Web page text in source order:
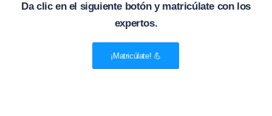
Da clic en el siguiente botón y matricúlate con los
expertos.
¡Matricúlate! 💪